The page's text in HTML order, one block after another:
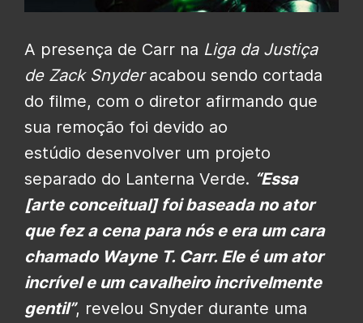
A presença de Carr na Liga da Justiça
de Zack Snyderacabou sendo cortada
do filme, com o diretor afirmando que
sua remoção foi devido ao
estúdio desenvolver um projeto
separado do Lanterna Verde. “Essa
[arte conceitual] foi baseada no ator
que fez a cena para nós e era um cara
chamado Wayne T. Carr. Ele é um ator
incrível e um cavalheiro incrivelmente
gentil”, revelou Snyder durante uma